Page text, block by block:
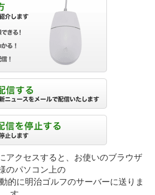
アクセスすると、お使いのブラウザ
のパソコン上の
的に明治ゴルフのサーバーに送りま